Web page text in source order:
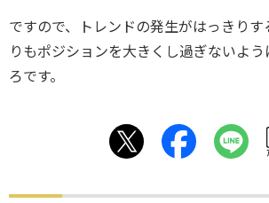
ですので、トレンドの発生がはっきり
りもポジションを大きくし過ぎないよ
ろです。